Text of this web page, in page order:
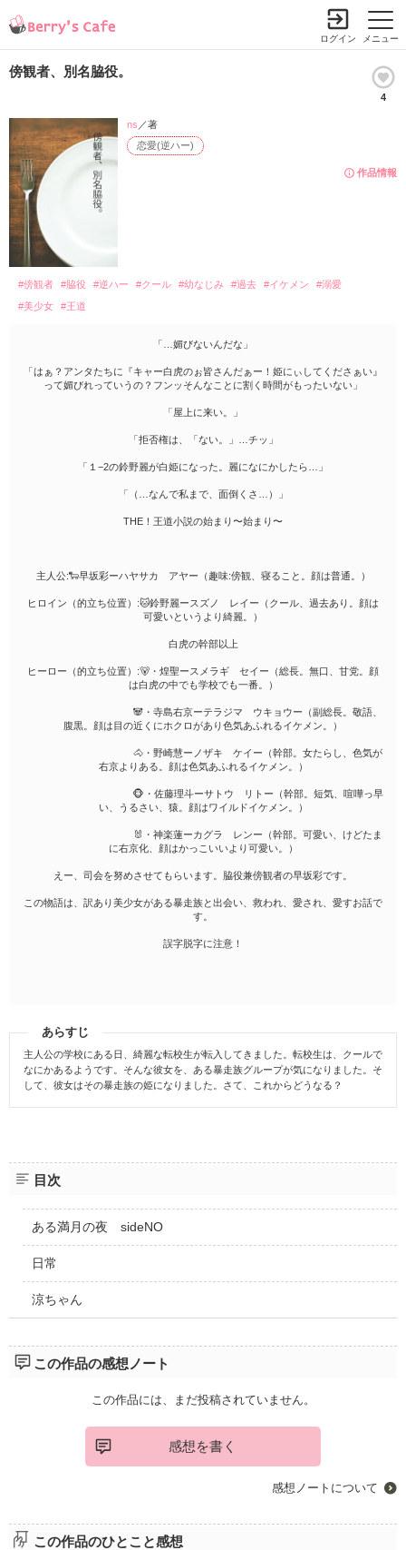
メニュー
ログイン
傍観者、別名脇役。
4
作品情報
恋愛(逆ハー)
ns ／著
#傍観者 #脇役 #逆ハー #クール #幼なじみ #過去 #イケメン
#溺愛
#美少女
#王道
「…媚びないんだな」
「はぁ？アンタたちに『キャー白虎のぉ皆さんだぁー！姫にぃしてくださぁい』
って媚びれっていうの？フンッそんなことに割く時間がもったいない」
「屋上に来い。」
「拒否権は、「ない。」…チッ」
「１−2の鈴野麗が白姫になった。麗になにかしたら…」
「（…なんで私まで、面倒くさ…）」
THE！王道小説の始まり〜始まり〜
主人公:🐑早坂彩ーハヤサカ アヤー（趣味:傍観、寝ること。顔は普通。）
ヒロイン（的立ち位置）:🐱鈴野麗ースズノ レイー（クール、過去あり。顔は
可愛いというより綺麗。）
白虎の幹部以上
ヒーロー（的立ち位置）:🐻・煌聖ースメラギ セイー（総長。無口、甘党。顔
は白虎の中でも学校でも一番。）
🐼・寺島右京ーテラジマ ウキョウー（副総長。敬語、
腹黒。顔は目の近くにホクロがあり色気あふれるイケメン。）
🐴・野崎慧ーノザキ ケイー（幹部。女たらし、色気が
右京よりある。顔は色気あふれるイケメン。）
🐵・佐藤理斗ーサトウ リトー（幹部。短気、喧嘩っ早
い、うるさい、猿。顔はワイルドイケメン。）
🐰・神楽蓮ーカグラ レンー（幹部。可愛い、けどたま
に右京化、顔はかっこいいより可愛い。）
えー、司会を努めさせてもらいます。脇役兼傍観者の早坂彩です。
この物語は、訳あり美少女がある暴走族と出会い、救われ、愛され、愛すお話で
す。
誤字脱字に注意！
あらすじ
主人公の学校にある日、綺麗な転校生が転入してきました。転校生は、クールで
なにかあるようです。そんな彼女を、ある暴走族グループが気になりました。そ
して、彼女はその暴走族の姫になりました。さて、これからどうなる？
目次
ある満月の夜 sideNO
日常
涼ちゃん
この作品の感想ノート
この作品には、まだ投稿されていません。
感想を書く
感想ノートについて
この作品のひとこと感想